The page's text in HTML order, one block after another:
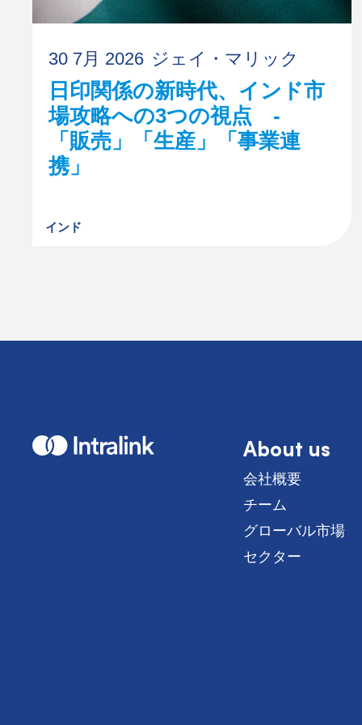
30 7月 2026 ジェイ・マリック
日印関係の新時代、インド市
場攻略への3つの視点 -
「販売」「生産」「事業連
携」
インド
H
o
About us
会社概要
チーム
グローバル市場
セクター